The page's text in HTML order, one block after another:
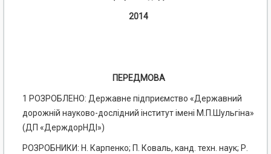
2014
ПЕРЕДМОВА
1 РОЗРОБЛЕНО: Державне підприємство «Державний
дорожній науково-дослідний інститут імені М.П.Шульгіна»
(ДП «ДерждорНДІ»)
РОЗРОБНИКИ: Н. Карпенко; П. Коваль, канд. техн. наук; Р.